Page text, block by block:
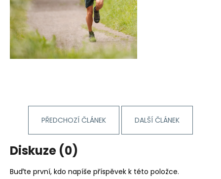
PŘEDCHOZÍ ČLÁNEK DALŠÍ ČLÁNEK
Diskuze (0)
Buďte první, kdo napíše příspěvek k této položce.